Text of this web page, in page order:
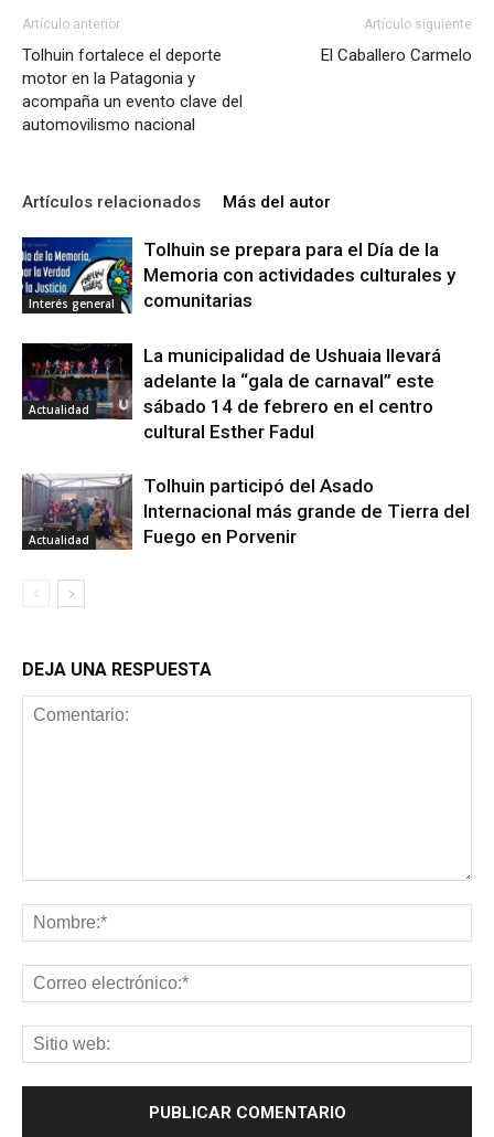
Artículo anterior
Tolhuin fortalece el deporte
motor en la Patagonia y
acompaña un evento clave del
automovilismo nacional
Artículo siguiente
El Caballero Carmelo
Artículos relacionados Más del autor
Interés general
Tolhuin se prepara para el Día de la
Memoria con actividades culturales y
comunitarias
Actualidad
La municipalidad de Ushuaia llevará
adelante la “gala de carnaval” este
sábado 14 de febrero en el centro
cultural Esther Fadul
Actualidad
Tolhuin participó del Asado
Internacional más grande de Tierra del
Fuego en Porvenir
DEJA UNA RESPUESTA